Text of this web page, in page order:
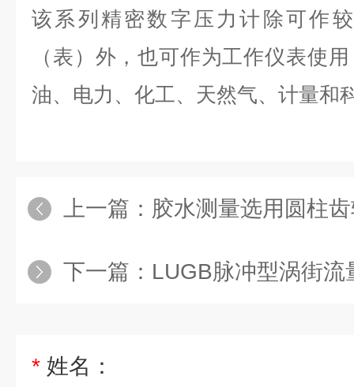
该系列精密数字压力计除可作
（表）外，也可作为工作仪表使
油、电力、化工、天然气、计量和
上一篇： 胶水测量选用圆柱
下一篇： LUGB脉冲型涡街流
* 姓名：